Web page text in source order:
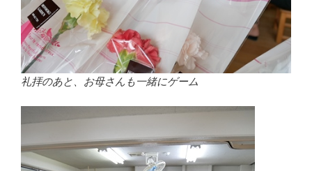
礼拝のあと、お母さんも一緒にゲーム